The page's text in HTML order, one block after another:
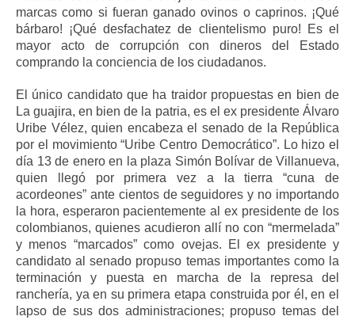
marcas como si fueran ganado ovinos o caprinos. ¡Qué
bárbaro! ¡Qué desfachatez de clientelismo puro! Es el
mayor acto de corrupción con dineros del Estado
comprando la conciencia de los ciudadanos.
El único candidato que ha traidor propuestas en bien de
La guajira, en bien de la patria, es el ex presidente Álvaro
Uribe Vélez, quien encabeza el senado de la República
por el movimiento “Uribe Centro Democrático”. Lo hizo el
día 13 de enero en la plaza Simón Bolívar de Villanueva,
quien llegó por primera vez a la tierra “cuna de
acordeones” ante cientos de seguidores y no importando
la hora, esperaron pacientemente al ex presidente de los
colombianos, quienes acudieron allí no con “mermelada”
y menos “marcados” como ovejas. El ex presidente y
candidato al senado propuso temas importantes como la
terminación y puesta en marcha de la represa del
ranchería, ya en su primera etapa construida por él, en el
lapso de sus dos administraciones; propuso temas del